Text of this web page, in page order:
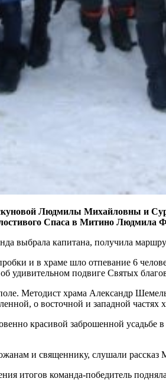
Людмилы Михайловны и
Спаса в Митино Людмила
выбрала капитана, получила
и в храме шло отпевание 6
удивительном подвиге Святых
Методист храма Александр
о восточной и западной
красивой заброшенной
и священнику, слушали
итогов команда-победитель